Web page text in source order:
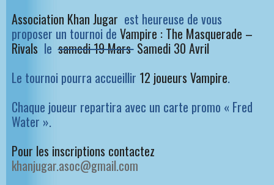
Association Khan Jugar est heureuse de vous
proposer un tournoi de Vampire : The Masquerade –
Rivals lesamedi 19 MarsSamedi 30 Avril
Le tournoi pourra accueillir 12 joueurs Vampire.
Chaque joueur repartira avec un carte promo « Fred
Water ».
Pour les inscriptions contactez
khanjugar.asoc@gmail.com